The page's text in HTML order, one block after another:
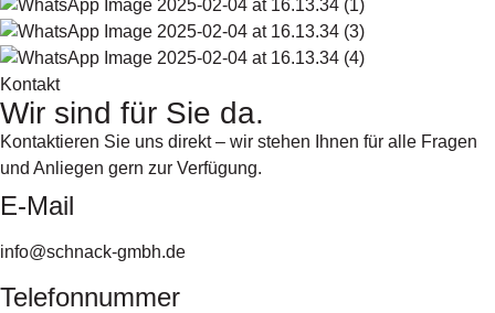
Kontakt
Wir sind für Sie da.
Kontaktieren Sie uns direkt – wir stehen Ihnen für alle Fragen
und Anliegen gern zur Verfügung.
E-Mail
info@schnack-gmbh.de
Telefonnummer